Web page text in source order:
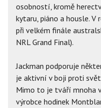
osobností, kromě
kytaru, piáno a housle.
při velkém finále
NRL Grand Final).
Jackman podporuje
je aktivní v boji proti
Mimo to je tváří mnoha
výrobce hodinek